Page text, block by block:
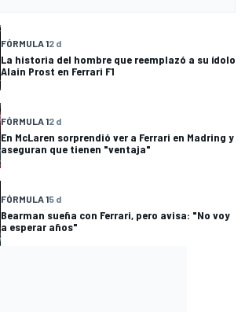
FÓRMULA 12 d
La historia del hombre que reemplazó a su ídolo
Alain Prost en Ferrari F1
FÓRMULA 12 d
En McLaren sorprendió ver a Ferrari en Madring y
aseguran que tienen "ventaja"
FÓRMULA 15 d
Bearman sueña con Ferrari, pero avisa: "No voy
a esperar años"